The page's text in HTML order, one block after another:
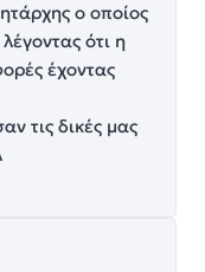
ο οποίος
ότι η
έχοντας
τις δικές μας